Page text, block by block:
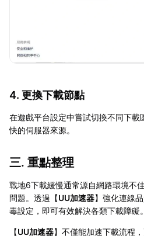
4. 更換下載節點
在遊戲平台設定中嘗試切換不同下載
快的伺服器來源。
三. 重點整理
戰地6下載緩慢通常源自網路環境不
問題。透過【UU加速器】強化連線
毒設定，即可有效解決各類下載障礙。
【UU加速器】不僅能加速下載流程